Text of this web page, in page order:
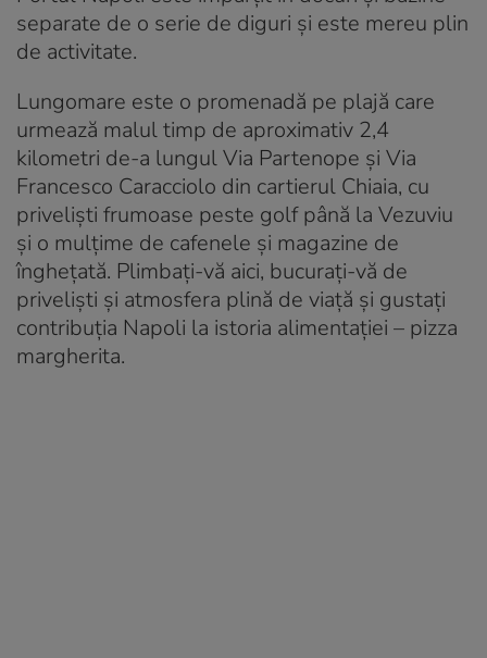
separate de o serie de diguri și este mereu plin
de activitate.
Lungomare este o promenadă pe plajă care
urmează malul timp de aproximativ 2,4
kilometri de-a lungul Via Partenope și Via
Francesco Caracciolo din cartierul Chiaia, cu
priveliști frumoase peste golf până la Vezuviu
și o mulțime de cafenele și magazine de
înghețată. Plimbați-vă aici, bucurați-vă de
priveliști și atmosfera plină de viață și gustați
contribuția Napoli la istoria alimentației – pizza
margherita.